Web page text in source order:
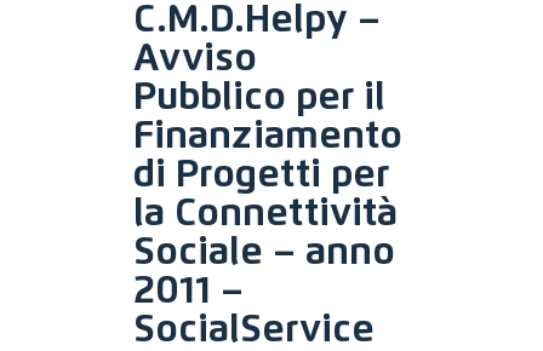
C.M.D.Helpy –
Avviso
Pubblico per il
Finanziamento
di Progetti per
la Connettività
Sociale – anno
2011 –
SocialService